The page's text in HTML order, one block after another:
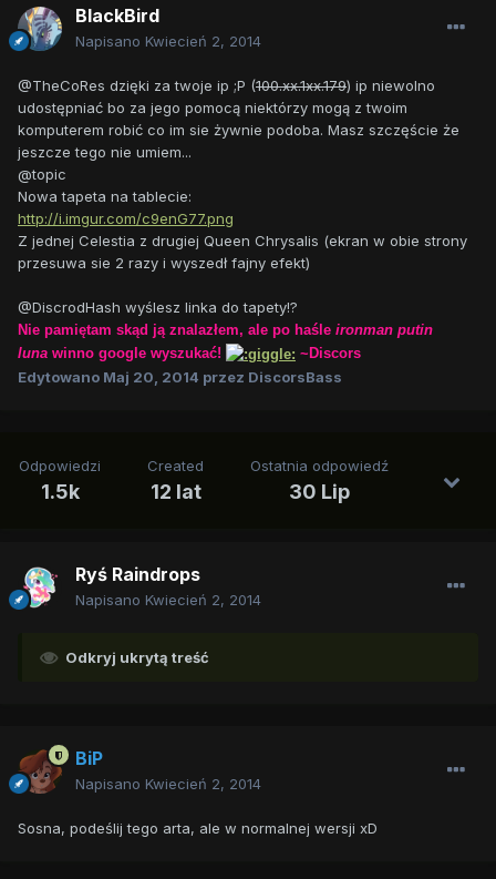
BlackBird
Napisano Kwiecień 2, 2014
@TheCoRes dzięki za twoje ip ;P (100.xx.1xx.179) ip niewolno
udostępniać bo za jego pomocą niektórzy mogą z twoim
komputerem robić co im sie żywnie podoba. Masz szczęście że
jeszcze tego nie umiem...
@topic
Nowa tapeta na tablecie:
http://i.imgur.com/c9enG77.png
Z jednej Celestia z drugiej Queen Chrysalis (ekran w obie strony
przesuwa sie 2 razy i wyszedł fajny efekt)
@DiscrodHash wyślesz linka do tapety!?
Nie pamiętam skąd ją znalazłem, ale po haśle ironman putin
luna winno google wyszukać! ~Discors
Edytowano Maj 20, 2014 przez DiscorsBass
Odpowiedzi
1.5k
Created
12 lat
Ostatnia odpowiedź
30 Lip
Ryś Raindrops
Napisano Kwiecień 2, 2014
Odkryj ukrytą treść
BiP
Napisano Kwiecień 2, 2014
Sosna, podeślij tego arta, ale w normalnej wersji xD